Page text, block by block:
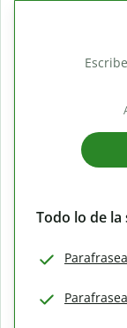
Todo lo de